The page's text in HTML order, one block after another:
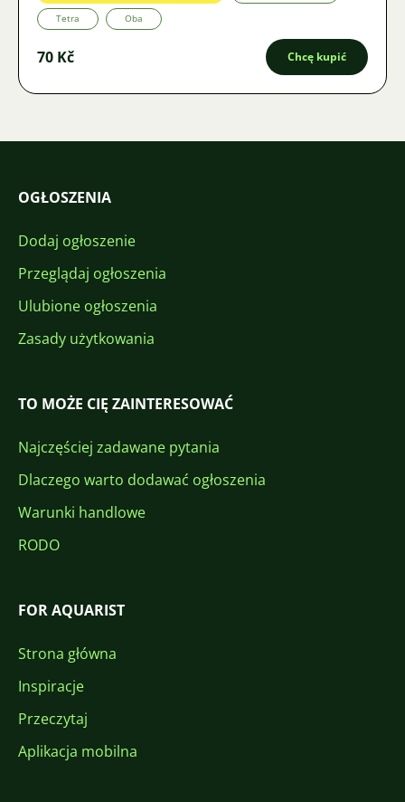
Tetra Oba
70 Kč Chcę kupić
OGŁOSZENIA
Dodaj ogłoszenie
Przeglądaj ogłoszenia
Ulubione ogłoszenia
Zasady użytkowania
TO MOŻE CIĘ ZAINTERESOWAĆ
Najczęściej zadawane pytania
Dlaczego warto dodawać ogłoszenia
Warunki handlowe
RODO
FOR AQUARIST
Strona główna
Inspiracje
Przeczytaj
Aplikacja mobilna